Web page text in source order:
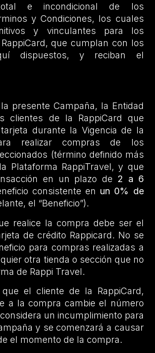
e incondicional de los
y Condiciones, los cuales
y vinculantes para los
que cumplan con los
dispuestos, y reciban el
presente Campaña, la Entidad
clientes de la RappiCard que
durante la Vigencia de la
realizar compras de los
(término definido más
Plataforma RappiTravel, y que
en un plazo de 2 a 6
consistente en un 0% de
el “Beneficio”).
realice la compra debe ser el
de crédito Rappicard. No se
para compras realizadas a
otra tienda o sección que no
de Rappi Travel.
el cliente de la RappiCard,
a la compra cambie el número
un incumplimiento para
y se comenzará a causar
el momento de la compra.